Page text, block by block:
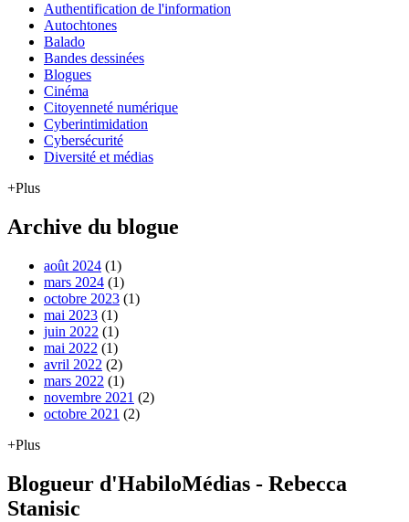
Authentification de l'information
Autochtones
Balado
Bandes dessinées
Blogues
Cinéma
Citoyenneté numérique
Cyberintimidation
Cybersécurité
Diversité et médias
+Plus
Archive du blogue
août 2024 (1)
mars 2024 (1)
octobre 2023 (1)
mai 2023 (1)
juin 2022 (1)
mai 2022 (1)
avril 2022 (2)
mars 2022 (1)
novembre 2021 (2)
octobre 2021 (2)
+Plus
Blogueur d'HabiloMédias - Rebecca
Stanisic